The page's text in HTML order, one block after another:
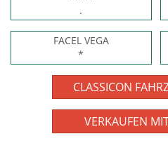
.
FACEL VEGA
*
CLASSICON
VERKAUFEN